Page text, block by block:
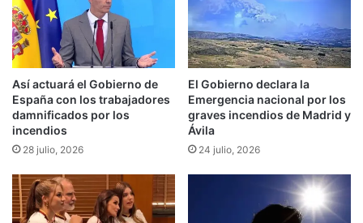
Así actuará el Gobierno de
España con los trabajadores
damnificados por los
incendios
28 julio, 2026
El Gobierno declara la
Emergencia nacional por los
graves incendios de Madrid y
Ávila
24 julio, 2026